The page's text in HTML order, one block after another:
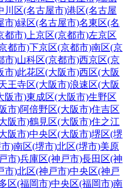
川区(名古屋市)港区(名古屋
市)緑区(名古屋市)名東区(名
都市) 上京区(京都市)左京区
都市)下京区(京都市)南区(京
市)山科区(京都市)西京区(京
市)此花区(大阪市)西区(大阪
王寺区(大阪市)浪速区(大阪
阪市)東成区(大阪市)生野区
市)阿倍野区(大阪市)住吉区
阪市)鶴見区(大阪市)住之江
阪市)中央区(大阪市)堺区(堺
)南区(堺市)北区(堺市)美原
市)兵庫区(神戸市)長田区(神
市)北区(神戸市)中央区(神戸
区(福岡市)中央区(福岡市)南